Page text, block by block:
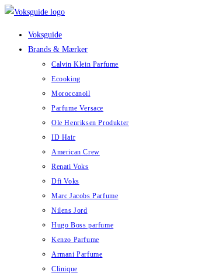
Skip
Voksguide
Brands & Mærker
Calvin Klein Parfume
Ecooking
Moroccanoil
Parfume Versace
Ole Henriksen Produkter
ID Hair
American Crew
Renati Voks
Dfi Voks
Marc Jacobs Parfume
Nilens Jord
Hugo Boss parfume
Kenzo Parfume
Armani Parfume
Clinique